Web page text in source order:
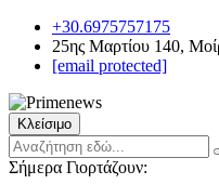
+30.6975757175
25ης Μαρτίου 140,
[email protected]
Κλείσιμο
Σήμερα Γιορτάζουν: